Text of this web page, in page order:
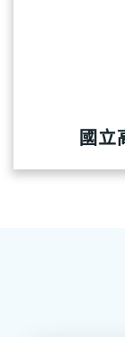
國立